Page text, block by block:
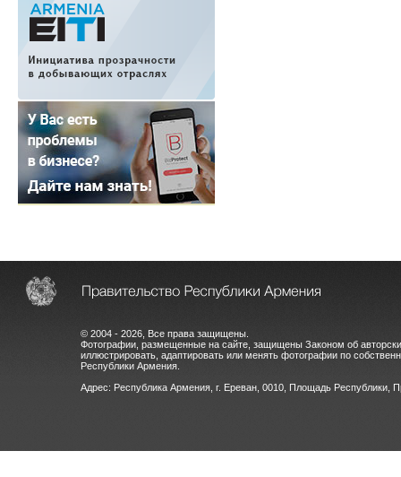
© 2004 - 2026, Все права защищены.
Фотографии, размещенные на сайте, защищены Законом об
иллюстрировать, адаптировать или менять фотографии по
Республики Армения.
Адрес: Республика Армения, г. Ереван, 0010, Площадь Республики,